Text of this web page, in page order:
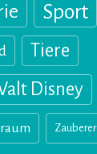
Sport
Tiere
Disney
Zauberer